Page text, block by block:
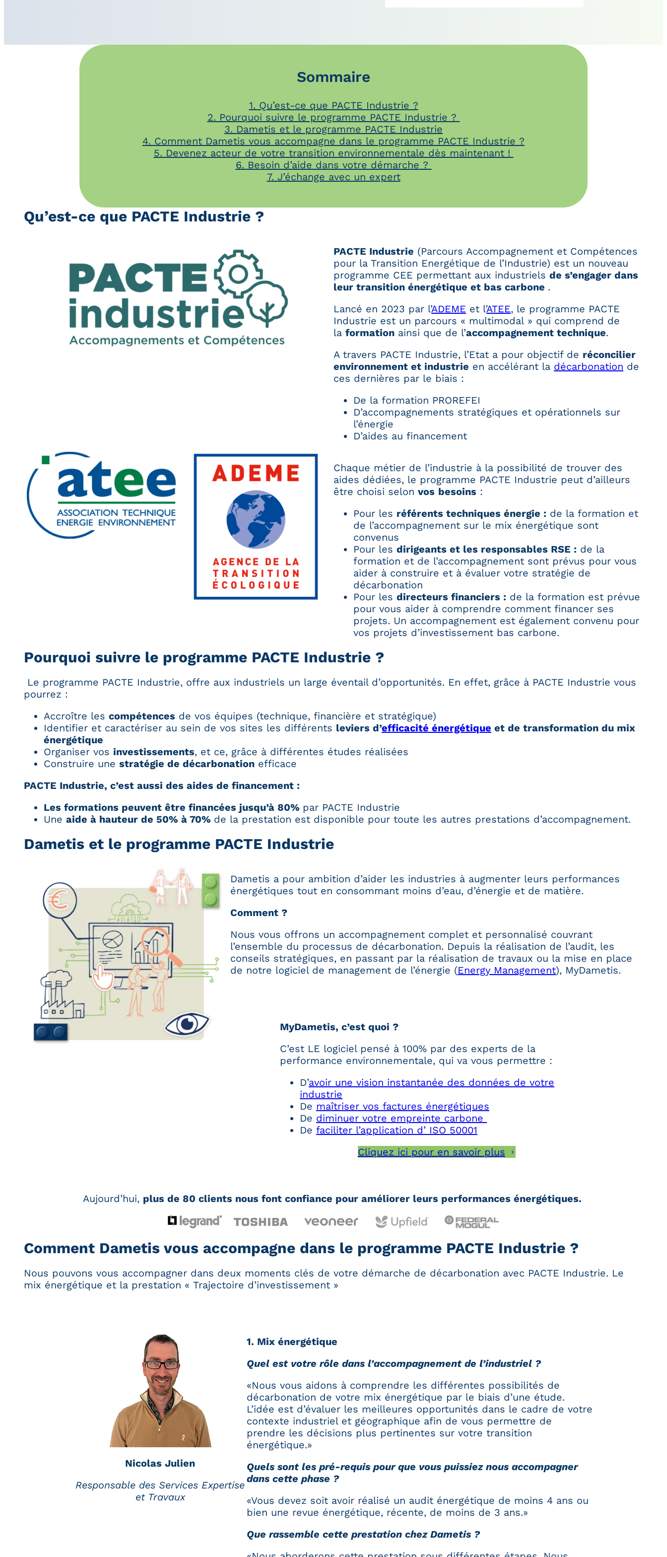
Sommaire
1. Qu’est-ce que PACTE Industrie ?
2. Pourquoi suivre le programme PACTE Industrie ?
3. Dametis et le programme PACTE Industrie
4. Comment Dametis vous accompagne dans le programme PACTE Industrie ?
5. Devenez acteur de votre transition environnementale dès maintenant !
6. Besoin d’aide dans votre démarche ?
7. J’échange avec un expert
Qu’est-ce que PACTE Industrie ?
PACTE Industrie (Parcours Accompagnement et Compétences
pour la Transition Energétique de l’Industrie) est un nouveau
programme CEE permettant aux industriels de s’engager dans
leur transition énergétique et bas carbone .
Lancé en 2023 par l’ADEME et l’ATEE, le programme PACTE
Industrie est un parcours « multimodal » qui comprend de
la formation ainsi que de l’accompagnement technique.
A travers PACTE Industrie, l’Etat a pour objectif de réconcilier
environnement et industrie en accélérant la décarbonation de
ces dernières par le biais :
De la formation PROREFEI
D’accompagnements stratégiques et opérationnels sur
l’énergie
D’aides au financement
Chaque métier de l’industrie à la possibilité de trouver des
aides dédiées, le programme PACTE Industrie peut d’ailleurs
être choisi selon vos besoins :
Pour les référents techniques énergie : de la formation et
de l’accompagnement sur le mix énergétique sont
convenus
Pour les dirigeants et les responsables RSE : de la
formation et de l’accompagnement sont prévus pour vous
aider à construire et à évaluer votre stratégie de
décarbonation
Pour les directeurs financiers : de la formation est prévue
pour vous aider à comprendre comment financer ses
projets. Un accompagnement est également convenu pour
vos projets d’investissement bas carbone.
Pourquoi suivre le programme PACTE Industrie ?
Le programme PACTE Industrie, offre aux industriels un large éventail d’opportunités. En effet, grâce à PACTE Industrie vous
pourrez :
Accroître les compétences de vos équipes (technique, financière et stratégique)
Identifier et caractériser au sein de vos sites les différents leviers d’efficacité énergétique et de transformation du mix
énergétique
Organiser vos investissements, et ce, grâce à différentes études réalisées
Construire une stratégie de décarbonation efficace
PACTE Industrie, c’est aussi des aides de financement :
Les formations peuvent être financées jusqu’à 80% par PACTE Industrie
Une aide à hauteur de 50% à 70% de la prestation est disponible pour toute les autres prestations d’accompagnement.
Dametis et le programme PACTE Industrie
Dametis a pour ambition d’aider les industries à augmenter leurs performances
énergétiques tout en consommant moins d’eau, d’énergie et de matière.
Comment ?
Nous vous offrons un accompagnement complet et personnalisé couvrant
l’ensemble du processus de décarbonation. Depuis la réalisation de l’audit, les
conseils stratégiques, en passant par la réalisation de travaux ou la mise en place
de notre logiciel de management de l’énergie (Energy Management), MyDametis.
MyDametis, c’est quoi ?
C’est LE logiciel pensé à 100% par des experts de la
performance environnementale, qui va vous permettre :
D’avoir une vision instantanée des données de votre
industrie
De maîtriser vos factures énergétiques
De diminuer votre empreinte carbone
De faciliter l’application d’ ISO 50001
Cliquez ici pour en savoir plus
Aujourd’hui, plus de 80 clients nous font confiance pour améliorer leurs performances énergétiques.
Comment Dametis vous accompagne dans le programme PACTE Industrie ?
Nous pouvons vous accompagner dans deux moments clés de votre démarche de décarbonation avec PACTE Industrie. Le
mix énergétique et la prestation « Trajectoire d’investissement »
Nicolas Julien
Responsable des Services Expertise
et Travaux
1. Mix énergétique
Quel est votre rôle dans l’accompagnement de l’industriel ?
«Nous vous aidons à comprendre les différentes possibilités de
décarbonation de votre mix énergétique par le biais d’une étude.
L’idée est d’évaluer les meilleures opportunités dans le cadre de votre
contexte industriel et géographique afin de vous permettre de
prendre les décisions plus pertinentes sur votre transition
énergétique.»
Quels sont les pré-requis pour que vous puissiez nous accompagner
dans cette phase ?
«Vous devez soit avoir réalisé un audit énergétique de moins 4 ans ou
bien une revue énergétique, récente, de moins de 3 ans.»
Que rassemble cette prestation chez Dametis ?